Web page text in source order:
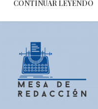
CONTINUAR LEYENDO